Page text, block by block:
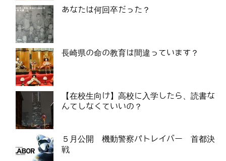
あなたは何回卒だった？
長崎県の命の教育は間違っています？
【在校生向け】高校に入学したら、読書な
んてしなくていいの？
５月公開 機動警察パトレイバー 首都決
戦